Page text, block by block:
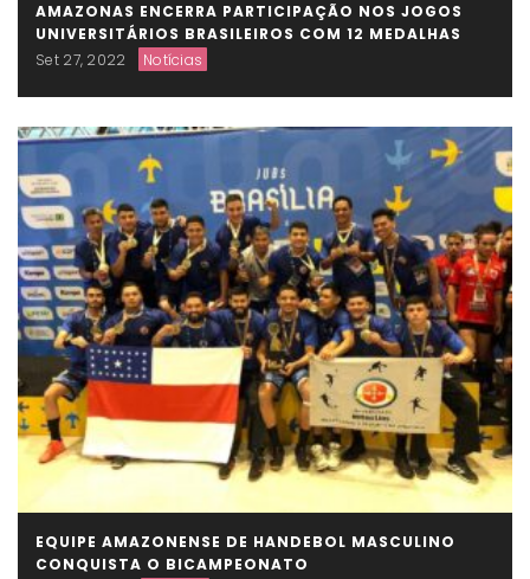
AMAZONAS ENCERRA PARTICIPAÇÃO NOS JOGOS
UNIVERSITÁRIOS BRASILEIROS COM 12 MEDALHAS
Set 27, 2022
Notícias
EQUIPE AMAZONENSE DE HANDEBOL MASCULINO
CONQUISTA O BICAMPEONATO